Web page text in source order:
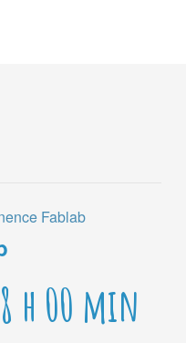
Fablab
h 00 min